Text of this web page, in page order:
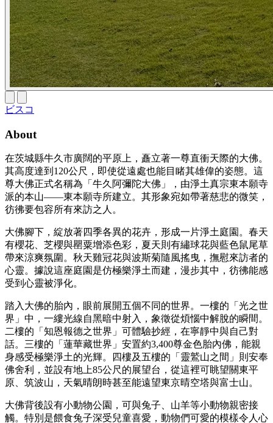
ビスコ
About
在茨城縣牛久市廣闊的平原上，矗立著一尊直衝天際的大佛。
其高度達到120公尺，即使從遠處也能目睹其雄偉的姿態。這
尊大佛正式名稱為「牛久阿彌陀大佛」，由淨土真宗東本願寺
派的本山——東本願寺所建立。其形象宛如帶著慈悲的微笑，
彷彿要包容所有來訪之人。
大佛腳下，綻放著四季各異的花卉，形成一片淨土庭園。春天
有櫻花、芝櫻與罌粟增添色彩，夏天則有繡球花與藍色鼠尾草
帶來涼爽氛圍。秋天雞冠花與波斯菊隨風搖曳，撫慰來訪者的
心靈。據說這座庭園是仿極樂淨土而建，漫步其中，彷彿能感
受到心靈被淨化。
踏入大佛的胎內，眼前展開五個不同的世界。一樓的「光之世
界」中，一縷光線自黑暗中射入，象徵從煩惱中解脫的瞬間。
二樓的「知恩報德之世界」可體驗抄經，在寧靜中與自己對
話。三樓的「蓮華藏世界」安置約3,400尊金色胎內佛，能親
身感受極樂淨土的光輝。四樓及五樓的「靈鷲山之間」則安奉
佛舍利，並設有地上85公尺的展望台，從這裡可眺望關東平
原、筑波山，天氣晴朗時甚至能遠望東京晴空塔與富士山。
大佛背後設有小動物公園，可與兔子、山羊等小動物親密接
觸。特別是餵食兔子深受兒童喜愛，動物們可愛的模樣令人心